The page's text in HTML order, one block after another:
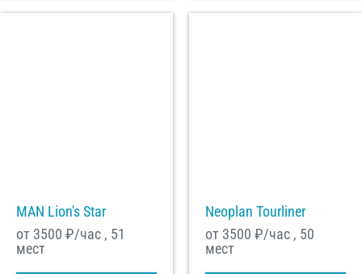
MAN Lion's Star
от 3500 ₽/час , 51
мест
Neoplan Tourliner
от 3500 ₽/час , 50
мест